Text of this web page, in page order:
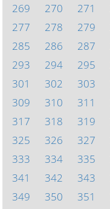
269
270 271
277
278 279
285
286 287
293
294 295
301
302 303
309
310 311
317
318 319
325
326 327
333
334 335
341
342 343
349
350 351